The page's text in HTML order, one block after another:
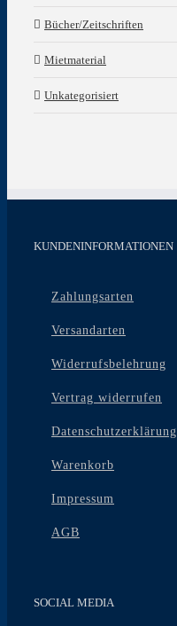
Bücher/Zeitschriften
Mietmaterial
Unkategorisiert
KUNDENINFORMATIONEN
Zahlungsarten
Versandarten
Widerrufsbelehrung
Vertrag widerrufen
Datenschutzerklärung
Warenkorb
Impressum
AGB
SOCIAL MEDIA